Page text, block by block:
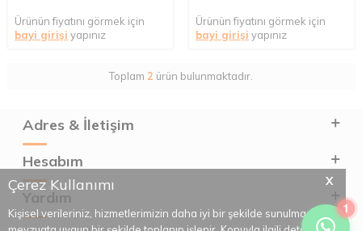
X
Çerez Kullanımı
Kişisel verileriniz, hizmetlerimizin daha iyi bir şekilde sunulması için
1
Ürünün fiyatını görmek için
bayi girişi yapınız
Ürünün fiyatını görmek için
bayi girişi yapınız
Toplam 2 ürün bulunmaktadır.
Adres & İletişim
Hesabım
Yardım